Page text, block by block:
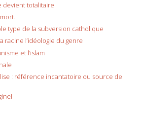
devient totalitaire
type de la subversion catholique
racine l’idéologie du genre
et l’islam
: référence incantatoire ou source de